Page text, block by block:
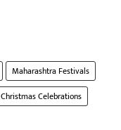
Maharashtra Festivals
Christmas Celebrations